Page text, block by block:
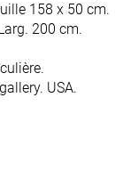
158 x 50 cm.
200 cm.
USA.
158 x 50 cm.
200 cm.
USA.